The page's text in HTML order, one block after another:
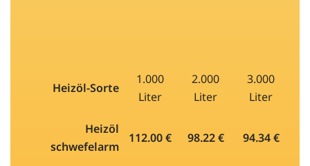
Heizöl-Sorte
1.000
Liter
2.000
Liter
3.000
Liter
Heizöl
schwefelarm
112.00 € 98.22 € 94.34 €